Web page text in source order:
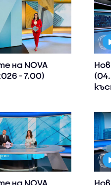
на NOVA
- 7.00)
на NOVA